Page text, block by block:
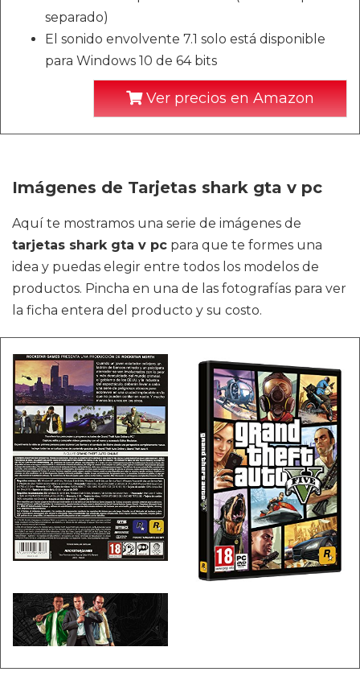
separado)
El sonido envolvente 7.1 solo está disponible
para Windows 10 de 64 bits
Ver precios en Amazon
Imágenes de Tarjetas shark gta v pc
Aquí te mostramos una serie de imágenes de
tarjetas shark gta v pc para que te formes una
idea y puedas elegir entre todos los modelos de
productos. Pincha en una de las fotografías para ver
la ficha entera del producto y su costo.